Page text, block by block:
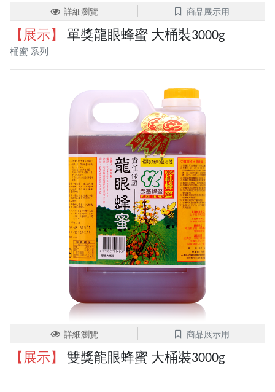
詳細瀏覽 商品展示用
【展示】 單獎龍眼蜂蜜 大桶裝3000g
桶蜜 系列
詳細瀏覽 商品展示用
【展示】 雙獎龍眼蜂蜜 大桶裝3000g